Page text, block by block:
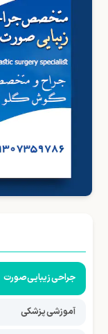
جراحی زیبایی صورت
آموزشی پزشکی